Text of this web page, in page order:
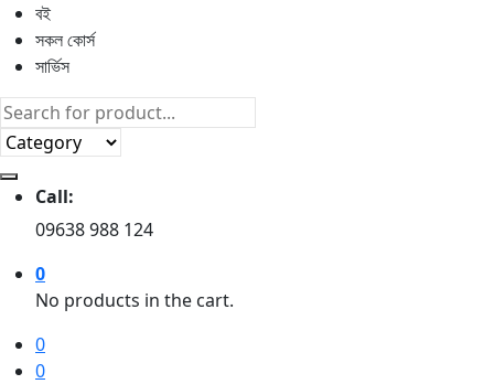
বই
সকল কোর্স
সার্ভিস
Call:
09638 988 124
0
No products in the cart.
0
0